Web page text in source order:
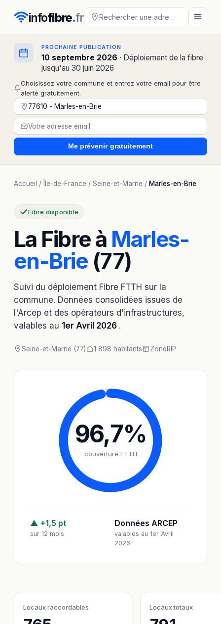
infofibre.fr
PROCHAINE PUBLICATION
10 septembre 2026 · Déploiement de la fibre
jusqu'au 30 juin 2026
Choisissez votre commune et entrez votre email pour être
alerté gratuitement.
Me prévenir gratuitement
Accueil / Île-de-France / Seine-et-Marne / Marles-en-Brie
Fibre disponible
La Fibre à Marles-
en-Brie (77)
Suivi du déploiement Fibre FTTH sur la
commune. Données consolidées issues de
l'Arcep et des opérateurs d'infrastructures,
valables au 1er Avril 2026 .
Seine-et-Marne (77) 1 898 habitants ZoneRIP
96,7%
couverture FTTH
▲ +1,5 pt
sur 12 mois
Données ARCEP
valables au 1er Avril
2026
Locaux raccordables Locaux totaux